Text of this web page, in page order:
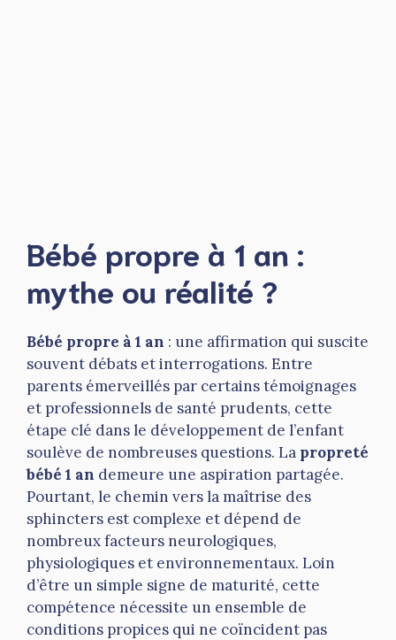
Bébé propre à 1 an :
mythe ou réalité ?
Bébé propre à 1 an : une affirmation qui suscite
souvent débats et interrogations. Entre
parents émerveillés par certains témoignages
et professionnels de santé prudents, cette
étape clé dans le développement de l’enfant
soulève de nombreuses questions. La propreté
bébé 1 an demeure une aspiration partagée.
Pourtant, le chemin vers la maîtrise des
sphincters est complexe et dépend de
nombreux facteurs neurologiques,
physiologiques et environnementaux. Loin
d’être un simple signe de maturité, cette
compétence nécessite un ensemble de
conditions propices qui ne coïncident pas